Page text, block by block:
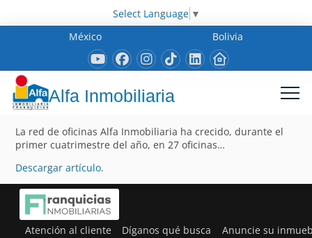
Select Language ▼
México
Bolivia
Alfa Inmobiliaria
La red de oficinas Alfa Inmobiliaria ha crecido, durante el
primer cuatrimestre del año, en 27 oficinas…
Descargar artículo.
Atención al cliente Díganos qué busca Anuncie su